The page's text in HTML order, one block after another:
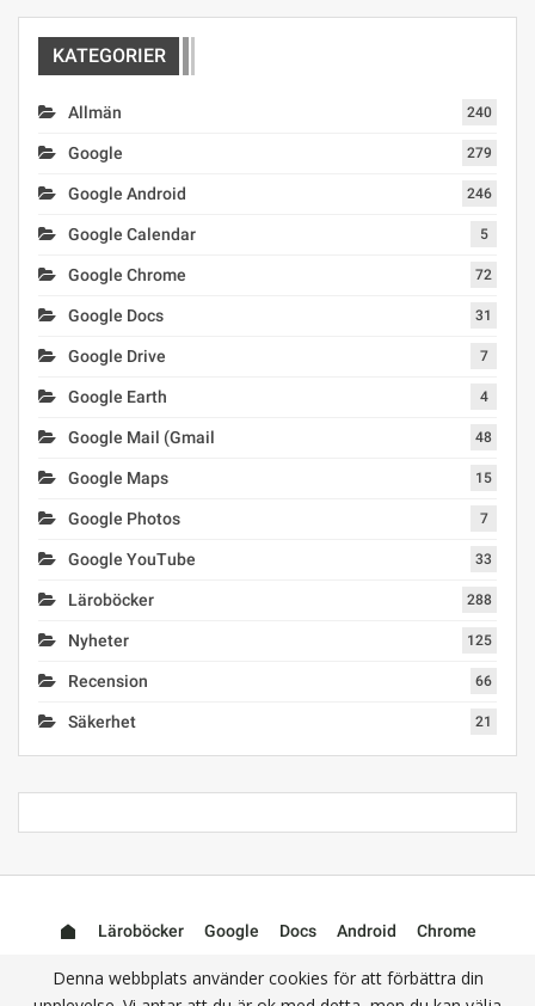
KATEGORIER
Allmän 240
Google 279
Google Android 246
Google Calendar 5
Google Chrome 72
Google Docs 31
Google Drive 7
Google Earth 4
Google Mail (Gmail 48
Google Maps 15
Google Photos 7
Google YouTube 33
Läroböcker 288
Nyheter 125
Recension 66
Säkerhet 21
Läroböcker Google Docs Android
Chrome
Denna webbplats använder cookies för att förbättra din